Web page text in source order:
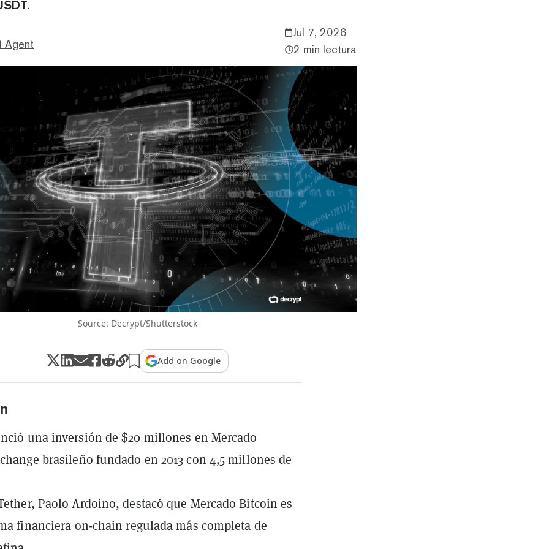
Agent
Jul 7, 2026
2 min lectura
Source: Decrypt/Shutterstock
Add on Google
una inversión de $20 millones en Mercado
brasileño fundado en 2013 con 4,5 millones de
Paolo Ardoino, destacó que Mercado Bitcoin es
financiera on-chain regulada más completa de